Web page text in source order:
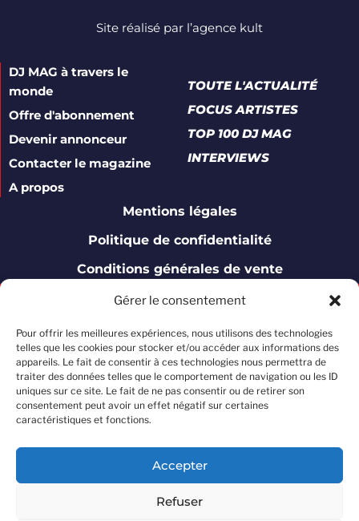
Gérer le consentement
Pour offrir les meilleures expériences, nous utilisons des technologies
telles que les cookies pour stocker et/ou accéder aux informations des
appareils. Le fait de consentir à ces technologies nous permettra de
traiter des données telles que le comportement de navigation ou les ID
uniques sur ce site. Le fait de ne pas consentir ou de retirer son
consentement peut avoir un effet négatif sur certaines
caractéristiques et fonctions.
Accepter
Refuser